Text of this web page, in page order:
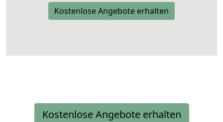
Kostenlose Angebote erhalten
Kostenlose Angebote erhalten